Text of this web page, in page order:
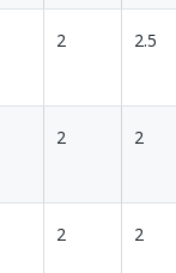
2 2.5
2 2
2 2